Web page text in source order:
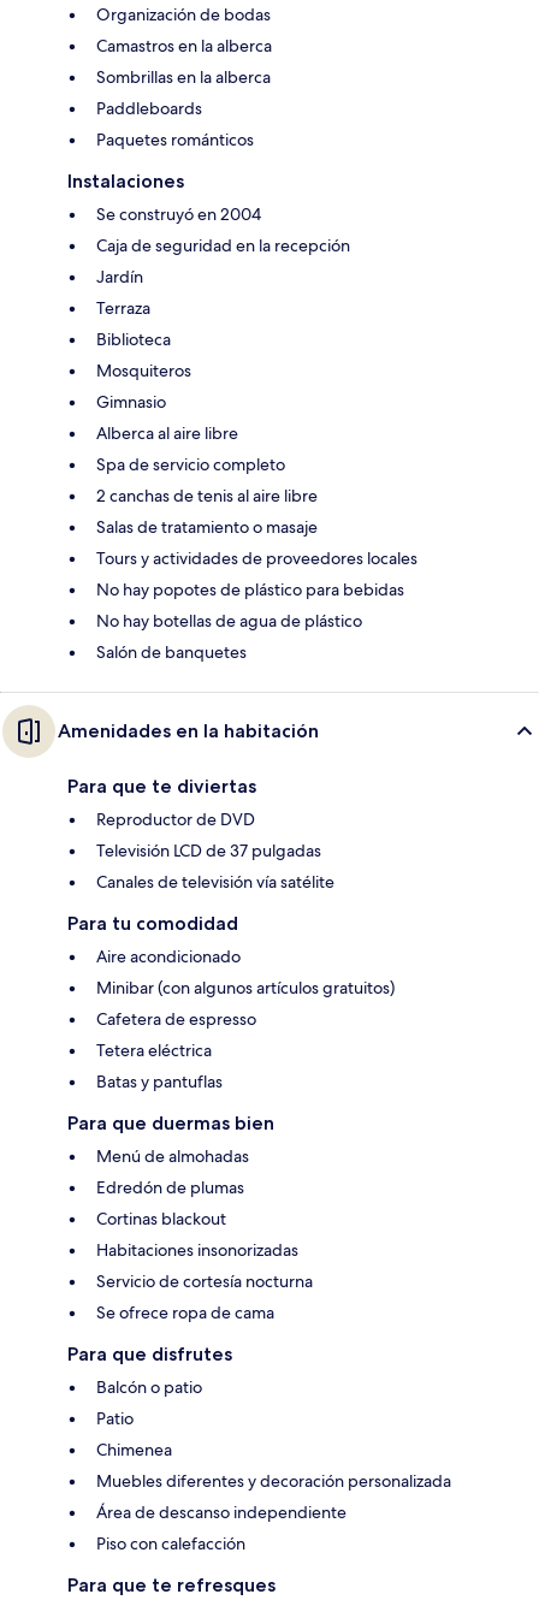
Organización de bodas
Camastros en la alberca
Sombrillas en la alberca
Paddleboards
Paquetes románticos
Instalaciones
Se construyó en 2004
Caja de seguridad en la recepción
Jardín
Terraza
Biblioteca
Mosquiteros
Gimnasio
Alberca al aire libre
Spa de servicio completo
2 canchas de tenis al aire libre
Salas de tratamiento o masaje
Tours y actividades de proveedores locales
No hay popotes de plástico para bebidas
No hay botellas de agua de plástico
Salón de banquetes
Amenidades en la habitación
Para que te diviertas
Reproductor de DVD
Televisión LCD de 37 pulgadas
Canales de televisión vía satélite
Para tu comodidad
Aire acondicionado
Minibar (con algunos artículos gratuitos)
Cafetera de espresso
Tetera eléctrica
Batas y pantuflas
Para que duermas bien
Menú de almohadas
Edredón de plumas
Cortinas blackout
Habitaciones insonorizadas
Servicio de cortesía nocturna
Se ofrece ropa de cama
Para que disfrutes
Balcón o patio
Patio
Chimenea
Muebles diferentes y decoración personalizada
Área de descanso independiente
Piso con calefacción
Para que te refresques